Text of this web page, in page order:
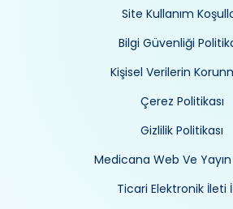
Site Kullanım
Bilgi Güvenliği
Kişisel Verilerin
Çerez Politikası
Gizlilik Politikası
Medicana Web Ve
Ticari Elektronik İleti